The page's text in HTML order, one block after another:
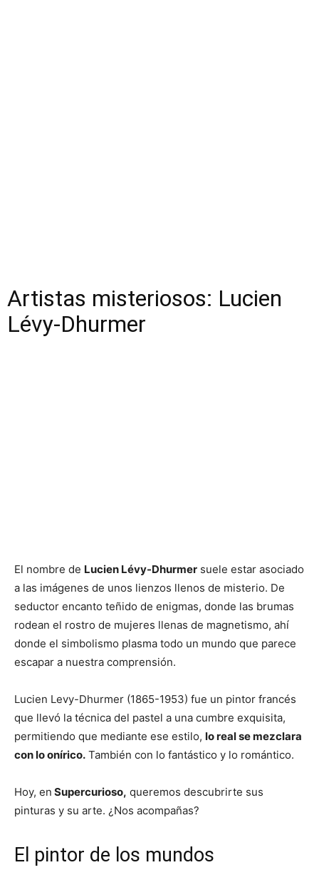
Artistas misteriosos: Lucien
Lévy-Dhurmer
El nombre de Lucien Lévy-Dhurmer suele estar asociado
a las imágenes de unos lienzos llenos de misterio. De
seductor encanto teñido de enigmas, donde las brumas
rodean el rostro de mujeres llenas de magnetismo, ahí
donde el simbolismo plasma todo un mundo que parece
escapar a nuestra comprensión.
Lucien Levy-Dhurmer (1865-1953) fue un pintor francés
que llevó la técnica del pastel a una cumbre exquisita,
permitiendo que mediante ese estilo, lo real se mezclara
con lo onírico. También con lo fantástico y lo romántico.
Hoy, en Supercurioso, queremos descubrirte sus
pinturas y su arte. ¿Nos acompañas?
El pintor de los mundos